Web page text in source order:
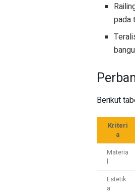
pada
Berikut
Kriteri
a
Materia
l
Estetik
a